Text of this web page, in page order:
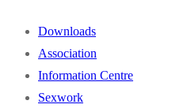
Downloads
Association
Information Centre
Sexwork